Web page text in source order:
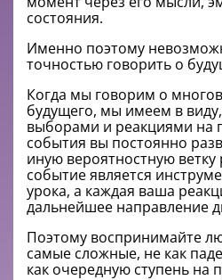
состояния.
Именно поэтому
точностью говорить о
Когда мы говорим о
будущего, мы имеем в
выборами и реакциями на
события вы постоянно
иную вероятностную
событие является
урока, а каждая ваша
дальнейшее направление
Поэтому воспринимайте
самые сложные, не как
как очередную ступень на